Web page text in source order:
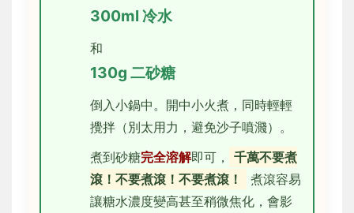
300ml 冷水
和
130g 二砂糖
倒入小鍋中。開中小火煮，同時輕輕
攪拌（別太用力，避免沙子噴濺）。
煮到砂糖完全溶解即可，
千萬不要煮
滾！不要煮滾！不要煮滾！
煮滾容易
讓糖水濃度變高甚至稍微焦化，會影